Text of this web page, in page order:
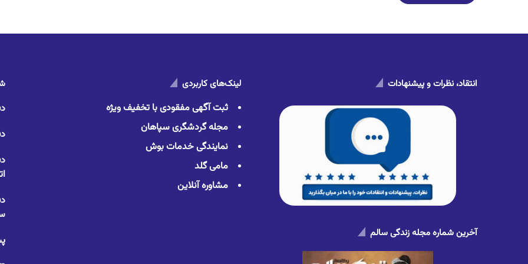
انتقاد، نظرات و پیشنهادات
آخرین شماره مجله زندگی سالم
لینک‌های کاربردی
ثبت آگهی مفقودی با تخفیف ویژه
مجله گردشگری سپاهان
نمایندگی خدمات بوش
مامی گلد
مشاوره آنلاین